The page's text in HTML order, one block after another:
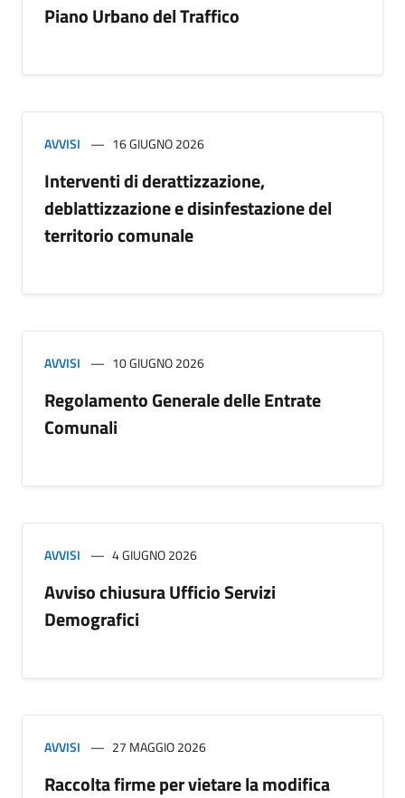
Piano Urbano del Traffico
AVVISI 16 GIUGNO 2026
Interventi di derattizzazione,
deblattizzazione e disinfestazione del
territorio comunale
AVVISI 10 GIUGNO 2026
Regolamento Generale delle Entrate
Comunali
AVVISI 4 GIUGNO 2026
Avviso chiusura Ufficio Servizi
Demografici
AVVISI 27 MAGGIO 2026
Raccolta firme per vietare la modifica